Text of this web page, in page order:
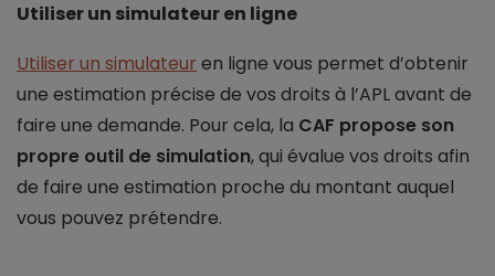
Utiliser un simulateur en ligne
Utiliser un simulateur en ligne vous permet d’obtenir
une estimation précise de vos droits à l’APL avant de
faire une demande. Pour cela, la CAF propose son
propre outil de simulation, qui évalue vos droits afin
de faire une estimation proche du montant auquel
vous pouvez prétendre.